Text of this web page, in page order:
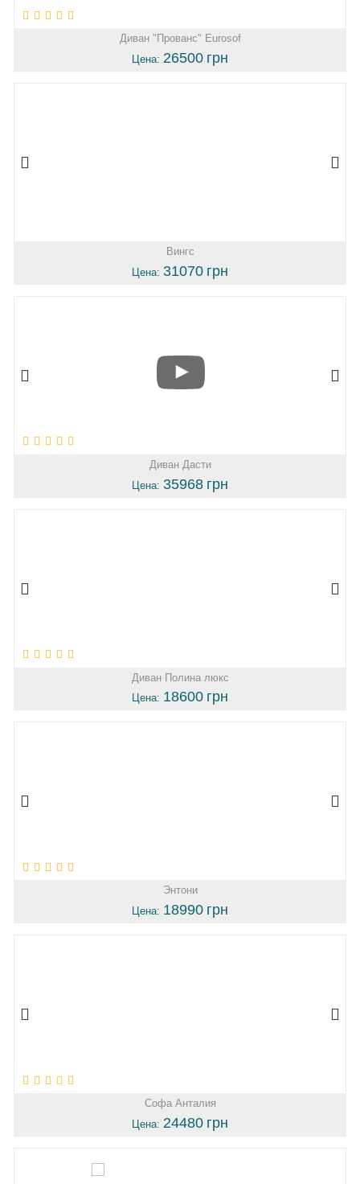
Диван "Прованс" Eurosof
Цена: 26500 грн
Вингс
Цена: 31070 грн
Диван Дасти
Цена: 35968 грн
Диван Полина люкс
Цена: 18600 грн
Энтони
Цена: 18990 грн
Софа Анталия
Цена: 24480 грн